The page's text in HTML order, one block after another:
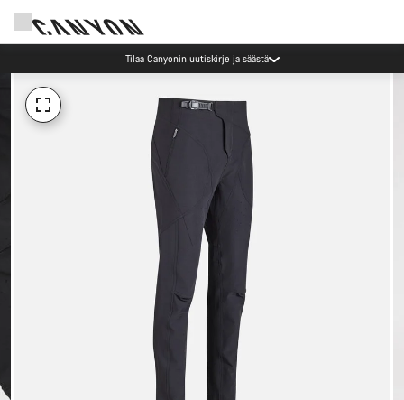
Tilaa Canyonin uutiskirje ja säästä